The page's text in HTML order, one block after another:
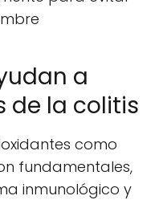
a
de la colitis
como
fundamentales,
inmunológico y